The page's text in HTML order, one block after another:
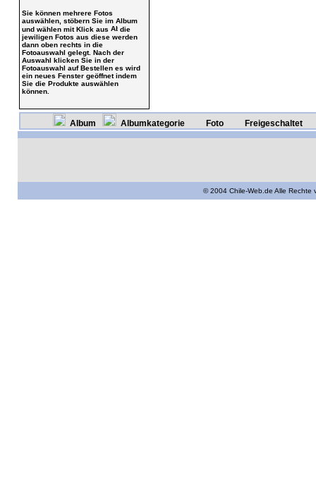
Sie können mehrere Fotos
auswählen, stöbern Sie im Album
und wählen mit Klick aus
die
jewiligen Fotos aus diese werden
dann oben rechts in die
Fotoauswahl gelegt. Nach der
Auswahl klicken Sie in der
Fotoauswahl auf Bestellen es wird
ein neues Fenster geöffnet indem
Sie die Produkte auswählen
können.
Album Albumkategorie Foto Freigeschaltet
© 2004 Chile-Web.de Alle Rechte